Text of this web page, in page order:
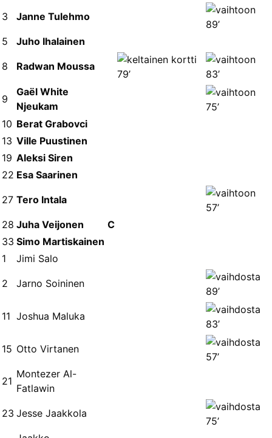
3 Janne Tulehmo
89’
5
Juho Ihalainen
8 Radwan Moussa
79’ 83’
9
Gaël White
Njeukam
75’
10 Berat Grabovci
13 Ville Puustinen
19 Aleksi Siren
22 Esa Saarinen
27 Tero Intala
57’
28 Juha Veijonen
C
33 Simo Martiskainen
1
Jimi Salo
2 Jarno Soininen
89’
11 Joshua Maluka
83’
15 Otto Virtanen
57’
21
Montezer Al-
Fatlawin
23 Jesse Jaakkola
75’